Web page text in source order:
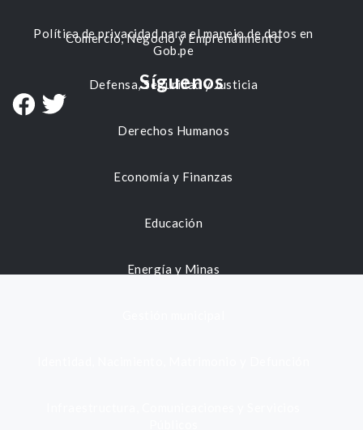
Comercio, Negocio y Emprendimiento
Defensa, Seguridad y Justicia
Derechos Humanos
Economía y Finanzas
Educación
Energía y Minas
Política de privacidad para el manejo de datos en
Gob.pe
Síguenos